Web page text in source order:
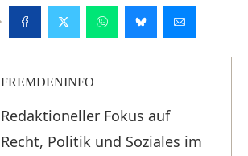
FREMDENINFO
Redaktioneller Fokus auf
Recht, Politik und Soziales im